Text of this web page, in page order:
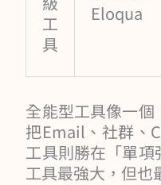
工
具
Eloqua
全能型工具像一
把Email、社群、
工具則勝在「單
工具最強大，但也